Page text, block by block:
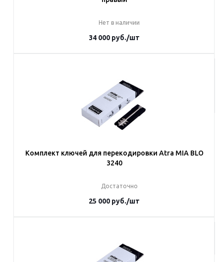
Нет в наличии
34 000 руб./шт
Наши менеджеры обязательно свяжутся с вами и уточнят условия
заказа
Комплект ключей для перекодировки Atra MIA BLO
3240
Достаточно
25 000 руб./шт